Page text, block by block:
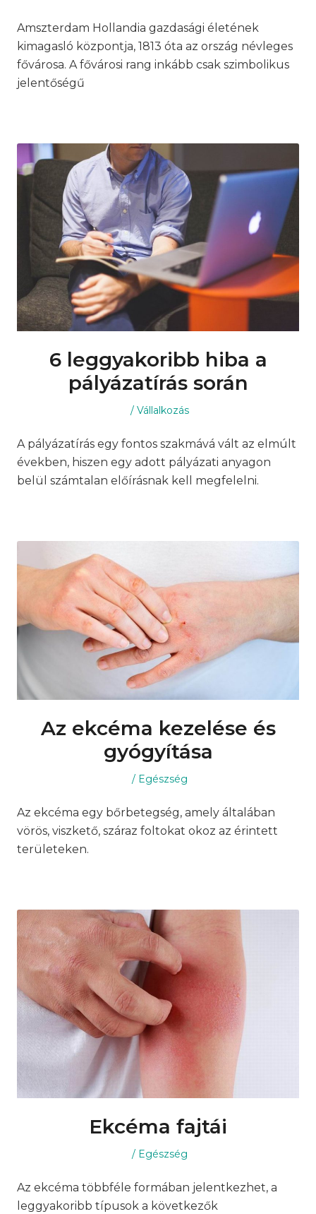
Amszterdam Hollandia gazdasági életének
kimagasló központja, 1813 óta az ország névleges
fővárosa. A fővárosi rang inkább csak szimbolikus
jelentőségű
6 leggyakoribb hiba a
pályázatírás során
Posted
Posted
Vállalkozás
A pályázatírás egy fontos szakmává vált az elmúlt
években, hiszen egy adott pályázati anyagon
belül számtalan előírásnak kell megfelelni.
Az ekcéma kezelése és
gyógyítása
Posted
Posted
Egészség
Az ekcéma egy bőrbetegség, amely általában
vörös, viszkető, száraz foltokat okoz az érintett
területeken.
Ekcéma fajtái
Posted
Posted
Egészség
Az ekcéma többféle formában jelentkezhet, a
leggyakoribb típusok a következők